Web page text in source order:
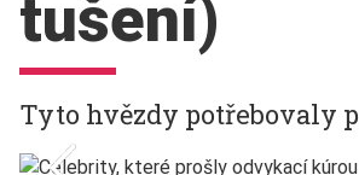
tušení)
Tyto hvězdy potřebovaly